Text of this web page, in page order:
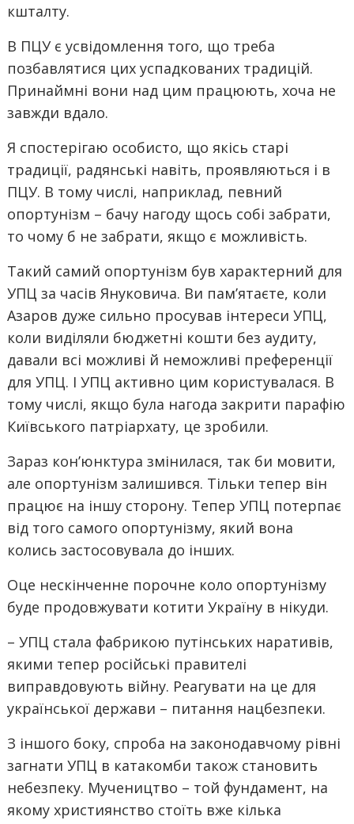
кшталту.
В ПЦУ є усвідомлення того, що треба
позбавлятися цих успадкованих традицій.
Принаймні вони над цим працюють, хоча не
завжди вдало.
Я спостерігаю особисто, що якісь старі
традиції, радянські навіть, проявляються і в
ПЦУ. В тому числі, наприклад, певний
опортунізм – бачу нагоду щось собі забрати,
то чому б не забрати, якщо є можливість.
Такий самий опортунізм був характерний для
УПЦ за часів Януковича. Ви пам’ятаєте, коли
Азаров дуже сильно просував інтереси УПЦ,
коли виділяли бюджетні кошти без аудиту,
давали всі можливі й неможливі преференції
для УПЦ. І УПЦ активно цим користувалася. В
тому числі, якщо була нагода закрити парафію
Київського патріархату, це зробили.
Зараз кон’юнктура змінилася, так би мовити,
але опортунізм залишився. Тільки тепер він
працює на іншу сторону. Тепер УПЦ потерпає
від того самого опортунізму, який вона
колись застосовувала до інших.
Оце нескінченне порочне коло опортунізму
буде продовжувати котити Україну в нікуди.
– УПЦ стала фабрикою путінських наративів,
якими тепер російські правителі
виправдовують війну. Реагувати на це для
української держави – питання нацбезпеки.
З іншого боку, спроба на законодавчому рівні
загнати УПЦ в катакомби також становить
небезпеку. Мучеництво – той фундамент, на
якому християнство стоїть вже кілька